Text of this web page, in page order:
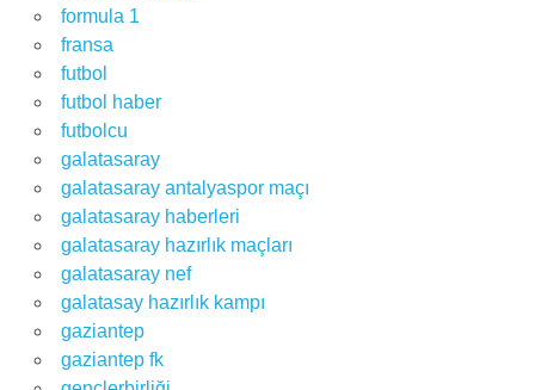
formula 1
fransa
futbol
futbol haber
futbolcu
galatasaray
galatasaray antalyaspor maçı
galatasaray haberleri
galatasaray hazırlık maçları
galatasaray nef
galatasay hazırlık kampı
gaziantep
gaziantep fk